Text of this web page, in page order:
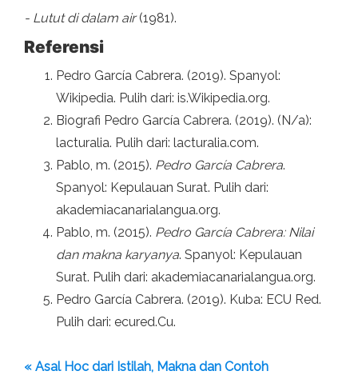
- Lutut di dalam air(1981).
Referensi
Pedro García Cabrera. (2019). Spanyol:
Wikipedia. Pulih dari: is.Wikipedia.org.
Biografi Pedro García Cabrera. (2019). (N/a):
lacturalia. Pulih dari: lacturalia.com.
Pablo, m. (2015). Pedro García Cabrera.
Spanyol: Kepulauan Surat. Pulih dari:
akademiacanarialangua.org.
Pablo, m. (2015). Pedro García Cabrera: Nilai
dan makna karyanya. Spanyol: Kepulauan
Surat. Pulih dari: akademiacanarialangua.org.
Pedro García Cabrera. (2019). Kuba: ECU Red.
Pulih dari: ecured.Cu.
« Asal Hoc dari Istilah, Makna dan Contoh